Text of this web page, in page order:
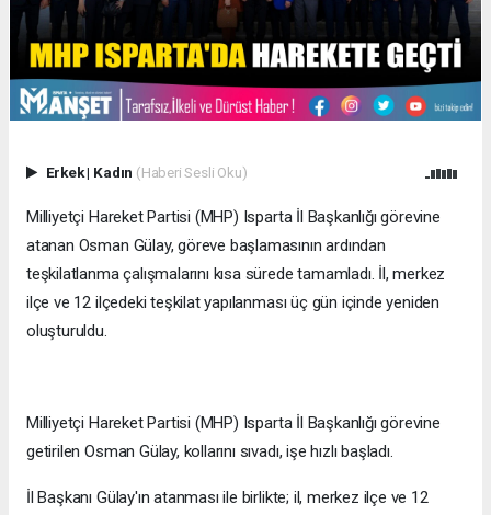
Erkek| Kadın (Haberi Sesli Oku)
Milliyetçi Hareket Partisi (MHP) Isparta İl Başkanlığı görevine
atanan Osman Gülay, göreve başlamasının ardından
teşkilatlanma çalışmalarını kısa sürede tamamladı. İl, merkez
ilçe ve 12 ilçedeki teşkilat yapılanması üç gün içinde yeniden
oluşturuldu.
Milliyetçi Hareket Partisi (MHP) Isparta İl Başkanlığı görevine
getirilen Osman Gülay, kollarını sıvadı, işe hızlı başladı.
İl Başkanı Gülay'ın atanması ile birlikte; il, merkez ilçe ve 12